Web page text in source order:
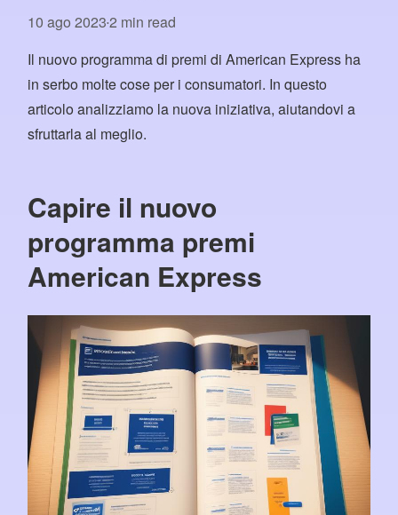
10 ago 2023•2 min read
Il nuovo programma di premi di American Express ha
in serbo molte cose per i consumatori. In questo
articolo analizziamo la nuova iniziativa, aiutandovi a
sfruttarla al meglio.
Capire il nuovo
programma premi
American Express